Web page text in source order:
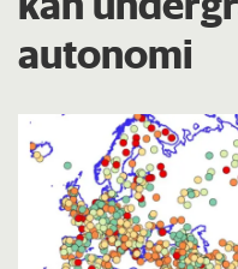
autonomi